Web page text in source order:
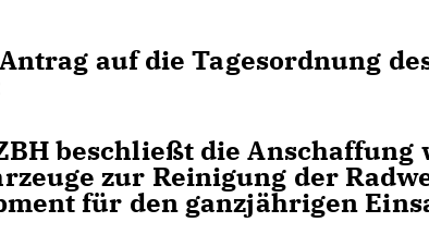
auf die Tagesordnung
beschließt die
zur Reinigung der
für den ganzjährigen